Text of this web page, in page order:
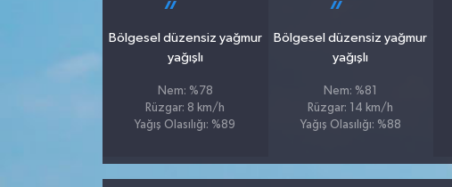
Bölgesel düzensiz yağmur
yağışlı
Nem: %78
Rüzgar: 8 km/h
Yağış Olasılığı: %89
Bölgesel düzensiz yağmur
yağışlı
Nem: %81
Rüzgar: 14 km/h
Yağış Olasılığı: %88